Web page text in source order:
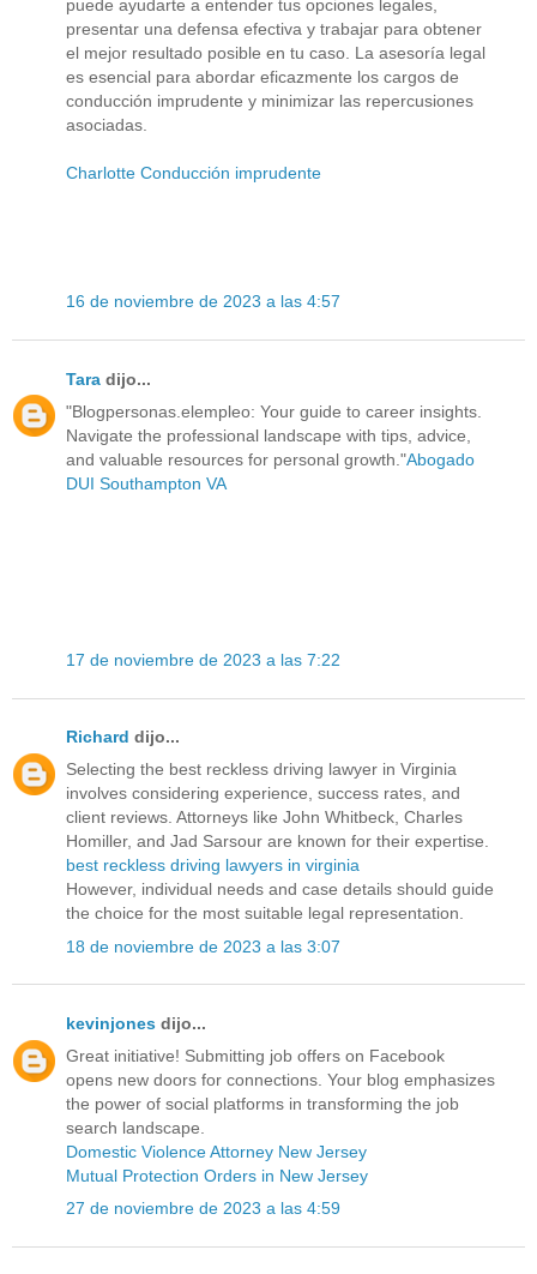
puede ayudarte a entender tus opciones legales,
presentar una defensa efectiva y trabajar para obtener
el mejor resultado posible en tu caso. La asesoría legal
es esencial para abordar eficazmente los cargos de
conducción imprudente y minimizar las repercusiones
asociadas.
Charlotte Conducción imprudente
16 de noviembre de 2023 a las 4:57
Tara dijo...
"Blogpersonas.elempleo: Your guide to career insights.
Navigate the professional landscape with tips, advice,
and valuable resources for personal growth."Abogado
DUI Southampton VA
17 de noviembre de 2023 a las 7:22
Richard dijo...
Selecting the best reckless driving lawyer in Virginia
involves considering experience, success rates, and
client reviews. Attorneys like John Whitbeck, Charles
Homiller, and Jad Sarsour are known for their expertise.
best reckless driving lawyers in virginia
However, individual needs and case details should guide
the choice for the most suitable legal representation.
18 de noviembre de 2023 a las 3:07
kevinjones dijo...
Great initiative! Submitting job offers on Facebook
opens new doors for connections. Your blog emphasizes
the power of social platforms in transforming the job
search landscape.
Domestic Violence Attorney New Jersey
Mutual Protection Orders in New Jersey
27 de noviembre de 2023 a las 4:59